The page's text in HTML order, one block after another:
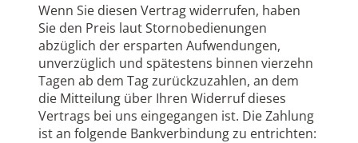
Wenn Sie diesen Vertrag widerrufen, haben
Sie den Preis laut Stornobedienungen
abzüglich der ersparten Aufwendungen,
unverzüglich und spätestens binnen vierzehn
Tagen ab dem Tag zurückzuzahlen, an dem
die Mitteilung über Ihren Widerruf dieses
Vertrags bei uns eingegangen ist. Die Zahlung
ist an folgende Bankverbindung zu entrichten: